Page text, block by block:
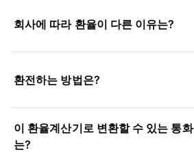
회사에 따라 환율이 다른 이유는?
환전하는 방법은?
이 환율계산기로 변환할 수 있는 통화
는?